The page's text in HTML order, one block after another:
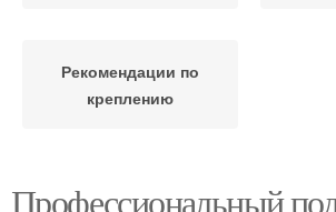
Рекомендации по
креплению
Профессиональный